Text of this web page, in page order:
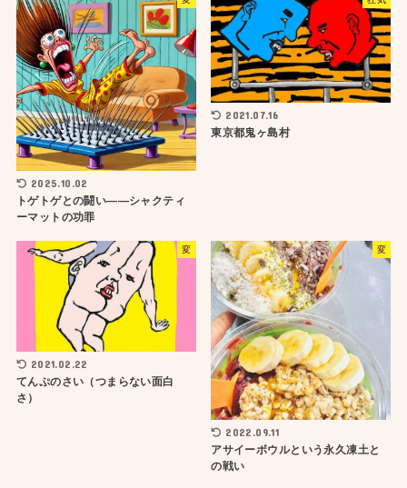
2025.10.02
トゲトゲとの闘い――シャクティ
ーマットの功罪
2021.07.16
東京都鬼ヶ島村
変
2021.02.22
てんぷのさい（つまらない面白
さ）
変
2022.09.11
アサイーボウルという永久凍土と
の戦い